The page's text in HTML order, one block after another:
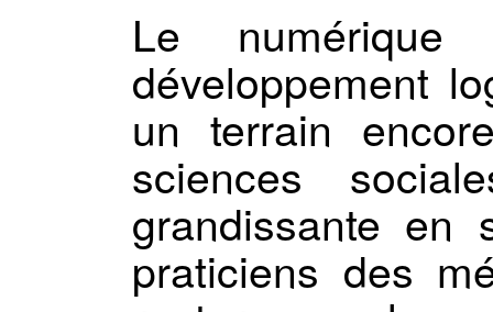
Le
développement
un terrain
sciences
grandissante
praticiens des